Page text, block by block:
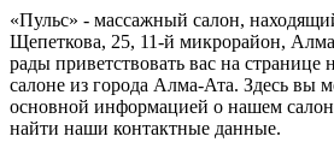
«Пульс» - массажный салон,
Щепеткова, 25, 11-й микрорайон,
рады приветствовать вас на
салоне из города Алма-Ата. Здесь вы
основной информацией о нашем
найти наши контактные данные.